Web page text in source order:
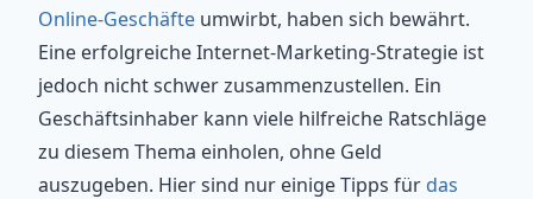
Online-Geschäfte umwirbt, haben sich bewährt.
Eine erfolgreiche Internet-Marketing-Strategie ist
jedoch nicht schwer zusammenzustellen. Ein
Geschäftsinhaber kann viele hilfreiche Ratschläge
zu diesem Thema einholen, ohne Geld
auszugeben. Hier sind nur einige Tipps fürdas